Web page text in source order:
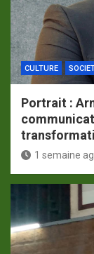
CULTURE
Portrait :
1 semaine